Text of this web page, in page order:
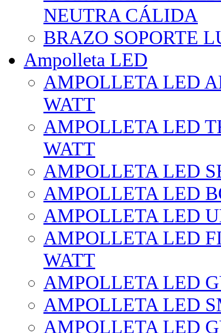
NEUTRA CÁLIDA
BRAZO SOPORTE
Ampolleta LED
AMPOLLETA LED
WATT
AMPOLLETA LED
WATT
AMPOLLETA LED
AMPOLLETA LED
AMPOLLETA LED
AMPOLLETA LED
WATT
AMPOLLETA LED
AMPOLLETA LED
AMPOLLETA LED